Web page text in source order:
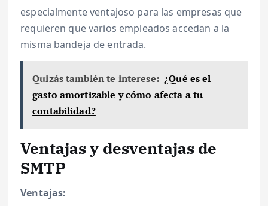
especialmente ventajoso para las empresas que
requieren que varios empleados accedan a la
misma bandeja de entrada.
Quizás también te interese: ¿Qué es el
gasto amortizable y cómo afecta a tu
contabilidad?
Ventajas y desventajas de
SMTP
Ventajas: